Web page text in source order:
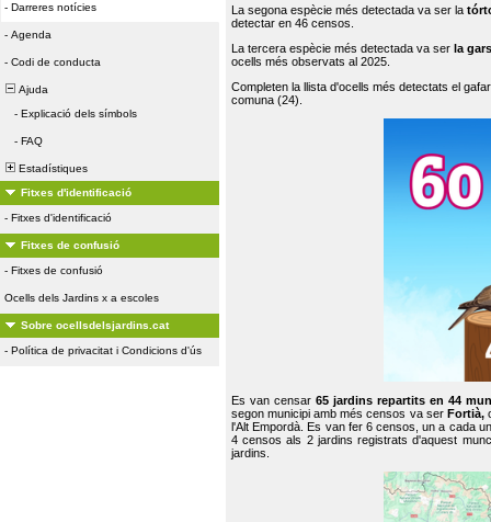
- Darreres notícies
- Agenda
- Codi de conducta
Ajuda
- Explicació dels símbols
- FAQ
Estadístiques
Fitxes d'identificació
- Fitxes d'identificació
Fitxes de confusió
- Fitxes de confusió
Ocells dels Jardins x a escoles
Sobre ocellsdelsjardins.cat
- Política de privacitat i Condicions d'ús
La segona espècie més detectada va ser la
detectar en 46 censos.
La tercera espècie més detectada va ser la
ocells més observats al 2025.
Completen la llista d'ocells més detectats el
comuna (24).
Es van censar65 jardins repartits en 44
segon municipi amb més censos va ser Fortià,
l'Alt Empordà. Es van fer 6 censos, un a cada
4 censos als 2 jardins registrats d'aquest
jardins.